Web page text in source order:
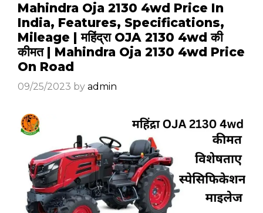
Mahindra Oja 2130 4wd Price In
India, Features, Specifications,
Mileage | महिंद्रा OJA 2130 4wd की
कीमत | Mahindra Oja 2130 4wd Price
On Road
09/25/2023 by admin